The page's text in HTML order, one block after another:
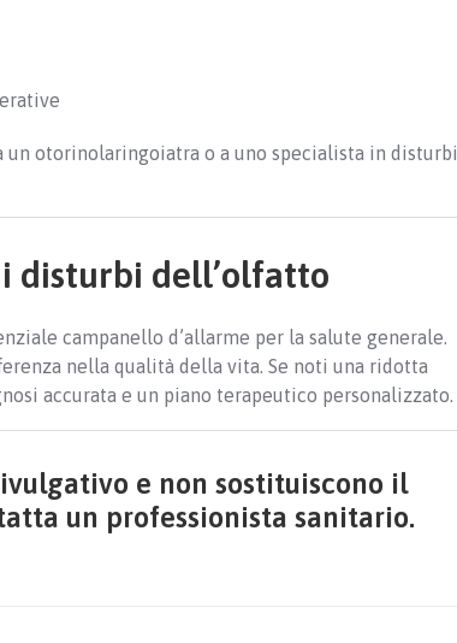
otorinolaringoiatra o a uno specialista in disturbi
disturbi dell’olfatto
campanello d’allarme per la salute generale.
nella qualità della vita. Se noti una ridotta
accurata e un piano terapeutico personalizzato.
e non sostituiscono il
un professionista sanitario.